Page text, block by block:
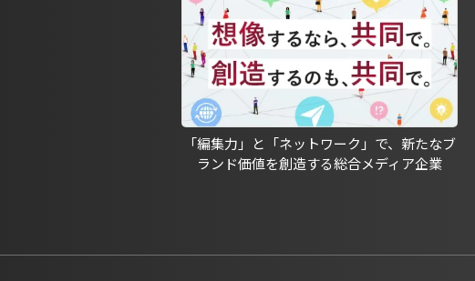
「編集力」と「ネットワーク」で、新たなブ
ランド価値を創造する総合メディア企業